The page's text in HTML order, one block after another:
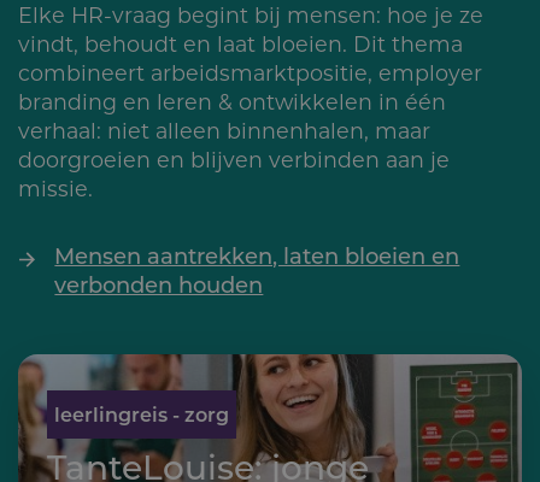
Elke HR-vraag begint bij mensen: hoe je ze
vindt, behoudt en laat bloeien. Dit thema
combineert arbeidsmarktpositie, employer
branding en leren & ontwikkelen in één
verhaal: niet alleen binnenhalen, maar
doorgroeien en blijven verbinden aan je
missie.
Mensen aantrekken, laten bloeien en
verbonden houden
leerlingreis - zorg
TanteLouise: jonge